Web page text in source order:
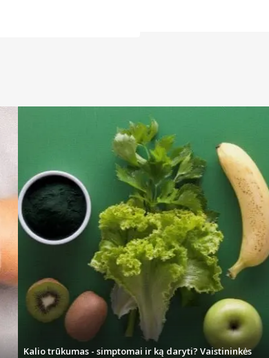
Kalio trūkumas - simptomai ir ką daryti? Vaistininkės